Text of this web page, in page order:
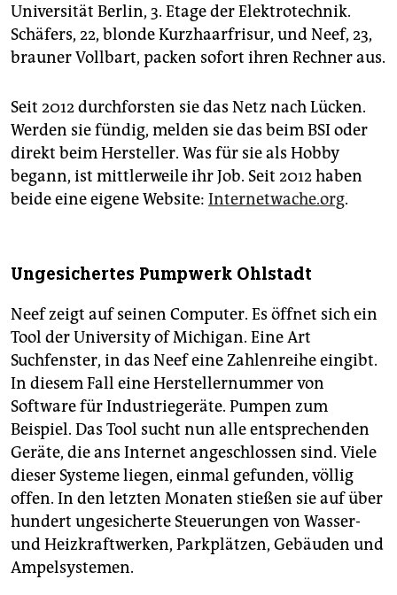
Universität Berlin, 3. Etage der Elektrotechnik.
Schäfers, 22, blonde Kurzhaarfrisur, und Neef, 23,
brauner Vollbart, packen sofort ihren Rechner aus.
Seit 2012 durchforsten sie das Netz nach Lücken.
Werden sie fündig, melden sie das beim BSI oder
direkt beim Hersteller. Was für sie als Hobby
begann, ist mittlerweile ihr Job. Seit 2012 haben
beide eine eigene Website: Internetwache.org.
Ungesichertes Pumpwerk Ohlstadt
Neef zeigt auf seinen Computer. Es öffnet sich ein
Tool der University of Michigan. Eine Art
Suchfenster, in das Neef eine Zahlenreihe eingibt.
In diesem Fall eine Herstellernummer von
Software für Industriegeräte. Pumpen zum
Beispiel. Das Tool sucht nun alle entsprechenden
Geräte, die ans Internet angeschlossen sind. Viele
dieser Systeme liegen, einmal gefunden, völlig
offen. In den letzten Monaten stießen sie auf über
hundert ungesicherte Steuerungen von Wasser-
und Heizkraft­werken, Parkplätzen, Gebäuden und
Ampelsystemen.